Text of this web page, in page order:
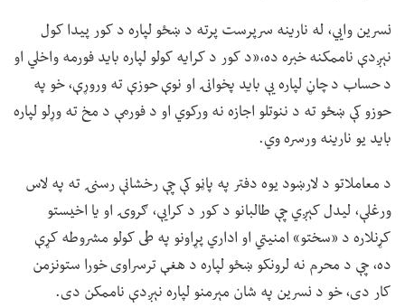
نسرین وايي، له نارینه سرپرست پرته د ښځو لپاره د کور پیدا کول
نېږدې ناممکنه خبره ده،«د کور د کرایه کولو لپاره باید فورمه واخلي او
د حساب د چاڼ لپاره یې باید پخوانۍ او نوې حوزې ته وروړې، خو په
حوزو کې ښځو ته د ننوتلو اجازه نه ورکوي او د فورمې د مخ ته وړلو لپاره
باید یو نارینه ورسره وي.
د معاملاتو د لارښود یوه دفتر په پاڼو کې چې رخشانې رسنۍ ته په لاس
ورغلې، لیدل کېږي چې طالبانو د کور د کرایې، ګروۍ او یا اخیستو
کړنلاره د «سختو» امنیتي او اداري پړاونو په طی کولو مشروطه کړې
ده، چې د محرم نه لرونکو ښځو لپاره د هغې ترسراوی خورا ستونزمن
کار دی، خو د نسرین په شان مېرمنو لپاره نېږدې ناممکن دی.